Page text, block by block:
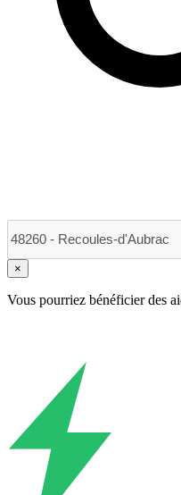
×
Vous pourriez bénéficier des